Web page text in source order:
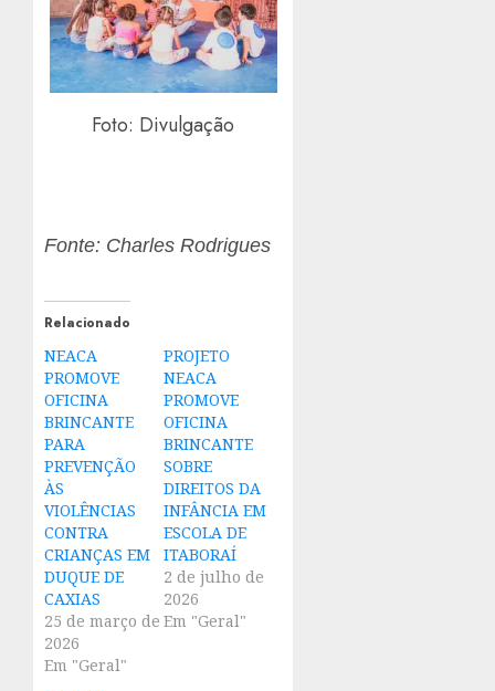
Foto: Divulgação
Fonte: Charles Rodrigues
Relacionado
NEACA
PROMOVE
OFICINA
BRINCANTE
PARA
PREVENÇÃO
ÀS
VIOLÊNCIAS
CONTRA
CRIANÇAS EM
DUQUE DE
CAXIAS
25 de março de
2026
Em "Geral"
PROJETO
NEACA
PROMOVE
OFICINA
BRINCANTE
SOBRE
DIREITOS DA
INFÂNCIA EM
ESCOLA DE
ITABORAÍ
2 de julho de
2026
Em "Geral"